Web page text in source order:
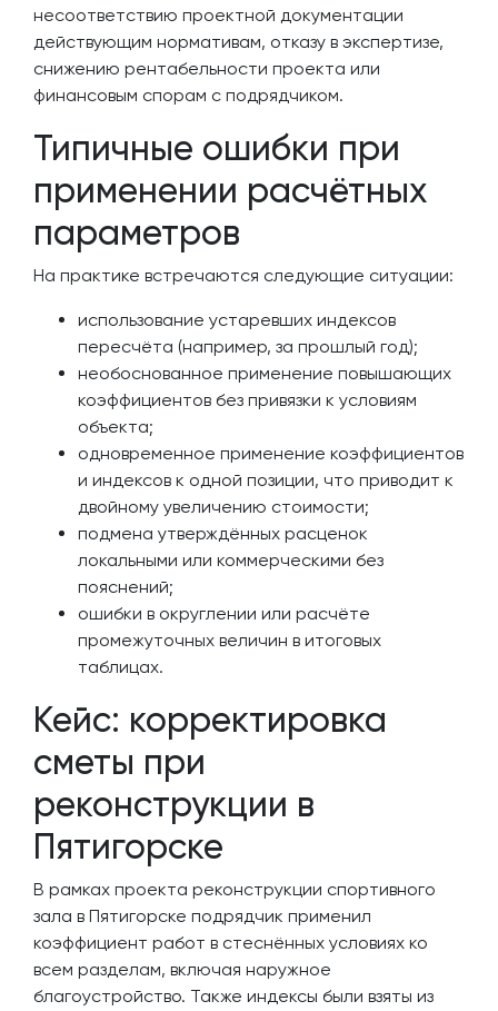
несоответствию проектной документации
действующим нормативам, отказу в экспертизе,
снижению рентабельности проекта или
финансовым спорам с подрядчиком.
Типичные ошибки при
применении расчётных
параметров
На практике встречаются следующие ситуации:
использование устаревших индексов
пересчёта (например, за прошлый год);
необоснованное применение повышающих
коэффициентов без привязки к условиям
объекта;
одновременное применение коэффициентов
и индексов к одной позиции, что приводит к
двойному увеличению стоимости;
подмена утверждённых расценок
локальными или коммерческими без
пояснений;
ошибки в округлении или расчёте
промежуточных величин в итоговых
таблицах.
Кейс: корректировка
сметы при
реконструкции в
Пятигорске
В рамках проекта реконструкции спортивного
зала в Пятигорске подрядчик применил
коэффициент работ в стеснённых условиях ко
всем разделам, включая наружное
благоустройство. Также индексы были взяты из